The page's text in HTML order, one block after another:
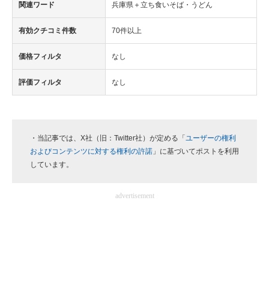
関連ワード 兵庫県＋立ち食いそば・うどん
有効クチコミ件数 70件以上
価格フィルタ なし
評価フィルタ なし
・当記事では、X社（旧：Twitter社）が定める「 ユーザーの権利
およびコンテンツに対する権利の許諾 」に基づいてポストを利用
しています。
advertisement